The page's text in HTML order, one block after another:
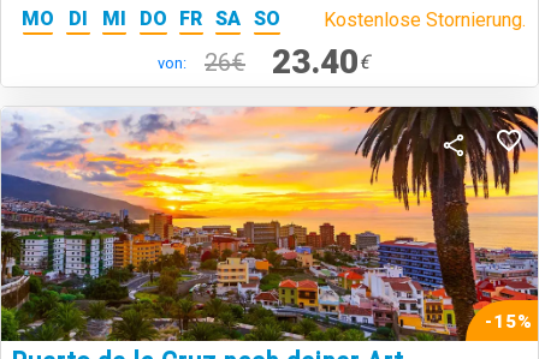
MO DI MI DO FR SA SO Kostenlose Stornierung.
von: 26€ 23.40€
-15%